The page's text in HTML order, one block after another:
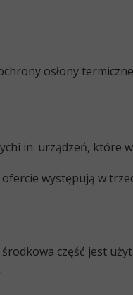
występują w
część jest
osłony
in. urządzeń, które